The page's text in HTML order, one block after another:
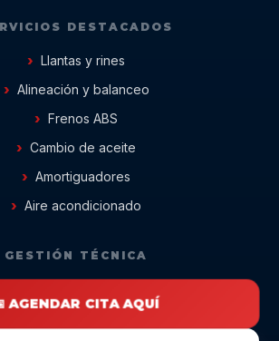
DESTACADOS
Llantas y rines
Alineación y balanceo
Frenos ABS
Cambio de aceite
Amortiguadores
Aire acondicionado
GESTIÓN TÉCNICA
AGENDAR CITA AQUÍ